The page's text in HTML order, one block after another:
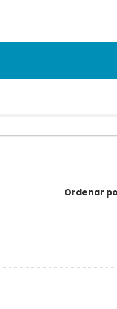
Ordenar